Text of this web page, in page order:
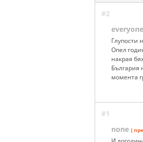
#2
everyone
Глупости
Опел
накрая
България
момента
#1
none (